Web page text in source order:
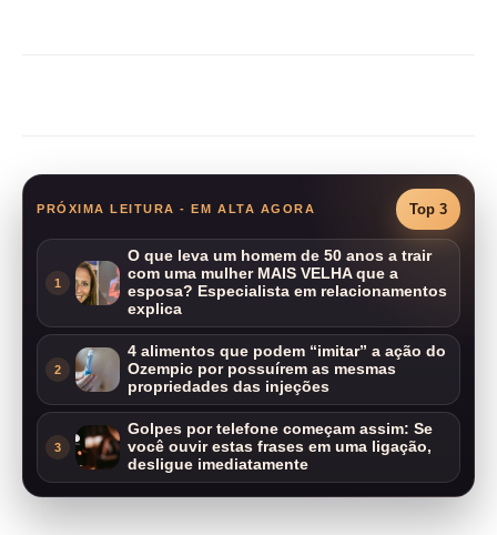
PRÓXIMA LEITURA - EM ALTA AGORA Top 3
1
O que leva um homem de 50 anos a trair
com uma mulher MAIS VELHA que a
esposa? Especialista em relacionamentos
explica
2
4 alimentos que podem “imitar” a ação do
Ozempic por possuírem as mesmas
propriedades das injeções
3
Golpes por telefone começam assim: Se
você ouvir estas frases em uma ligação,
desligue imediatamente